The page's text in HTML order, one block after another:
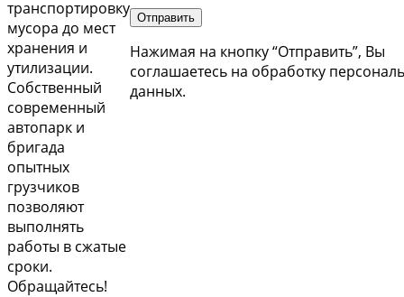
транспортировку
мусора до мест
хранения и
утилизации.
Собственный
современный
автопарк и
бригада
опытных
грузчиков
позволяют
выполнять
работы в сжатые
сроки.
Обращайтесь!
Отправить
Нажимая на кнопку “Отправить”, Вы
соглашаетесь на обработку
данных.